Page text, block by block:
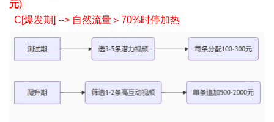
元)
C[爆发期] --> 自然流量＞70%时停加热